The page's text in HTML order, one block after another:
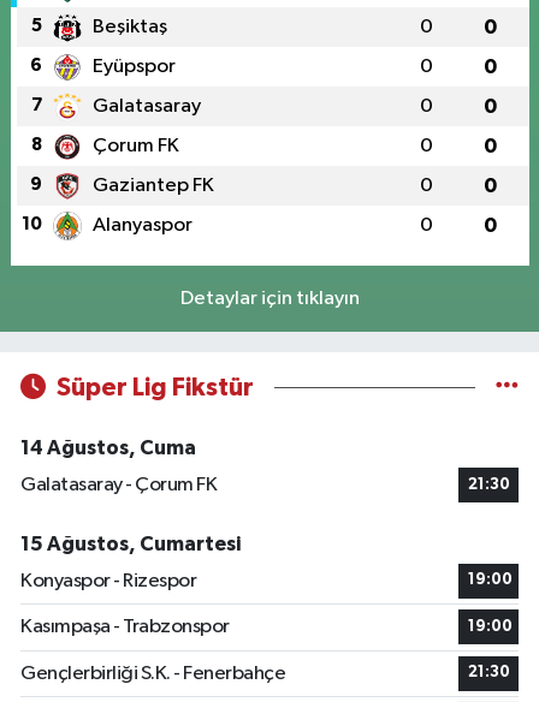
5 Beşiktaş 0 0
6 Eyüpspor 0 0
7 Galatasaray 0 0
8 Çorum FK 0 0
9 Gaziantep FK 0 0
10 Alanyaspor 0 0
Detaylar için tıklayın
Süper Lig Fikstür
14 Ağustos, Cuma
Galatasaray - Çorum FK
21:30
15 Ağustos, Cumartesi
Konyaspor - Rizespor
19:00
Kasımpaşa - Trabzonspor 19:00
Gençlerbirliği S.K. - Fenerbahçe 21:30